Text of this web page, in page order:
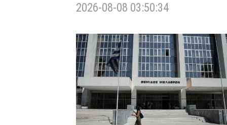
2026-08-08 03:50:34